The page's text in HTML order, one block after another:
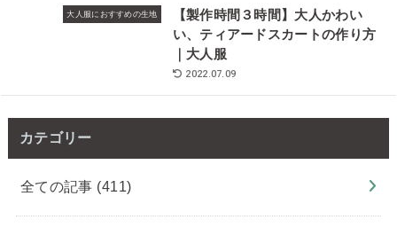
大人服におすすめの生地
【製作時間３時間】大人かわい
い、ティアードスカートの作り方
｜大人服
2022.07.09
カテゴリー
全ての記事 (411)